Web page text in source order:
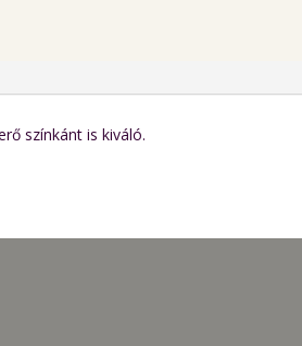
színkánt is kiváló.